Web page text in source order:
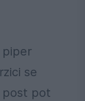
piper
se
post pot